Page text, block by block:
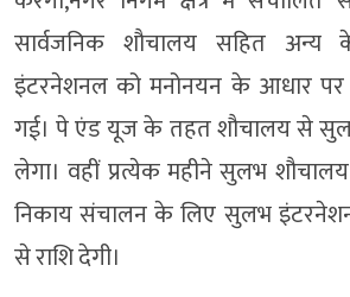
सार्वजनिक शौचालय सहित
इंटरनेशनल को मनोनयन के आधार पर
गई। पे एंड यूज के तहत शौचालय से
लेगा। वहीं प्रत्येक महीने सुलभ
निकाय संचालन के लिए सुलभ
से राशि देगी।